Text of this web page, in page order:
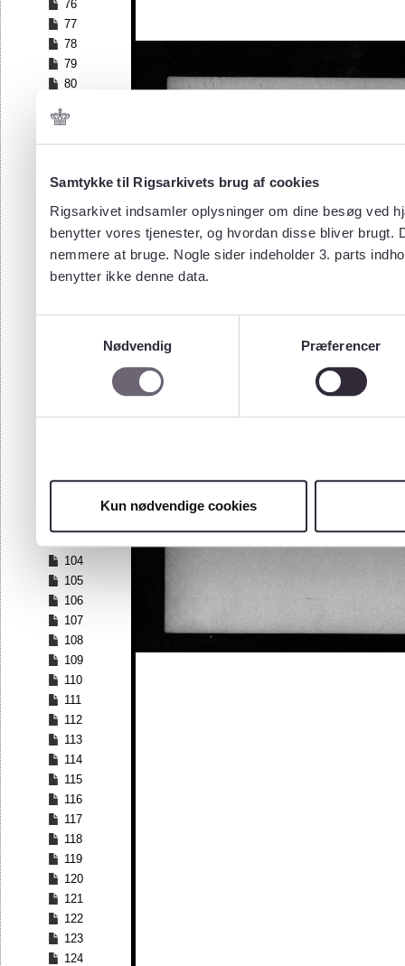
Samtykke til Rigsarkivets brug af cookies
Rigsarkivet indsamler oplysninger om dine besøg ved
benytter vores tjenester, og hvordan disse bliver
nemmere at bruge. Nogle sider indeholder 3. parts
benytter ikke denne data.
Nødvendig
Præferencer
Kun nødvendige cookies
76
77
78
79
80
82
83
85
87
88
89
90
97
100
104
105
106
107
108
109
110
111
112
113
114
115
116
117
118
119
120
121
122
123
124